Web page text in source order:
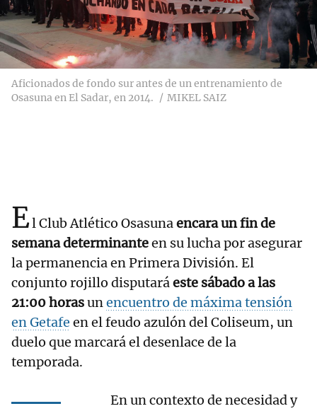
Aficionados de fondo sur antes de un entrenamiento de
Osasuna en El Sadar, en 2014.
MIKEL SAIZ
El Club Atlético Osasunaencara un fin de
semana determinanteen su lucha por asegurar
la permanencia en Primera División. El
conjunto rojillo disputaráeste sábado a las
21:00 horasunencuentro de máxima tensión
en Getafe en el feudo azulón del Coliseum, un
duelo que marcará el desenlace de la
temporada.
En un contexto de necesidad y